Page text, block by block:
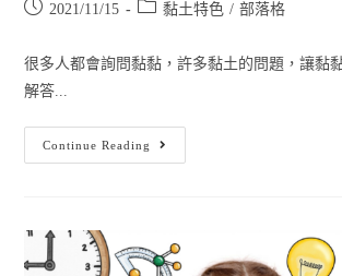
2021/11/15 黏土特色 / 部落格
很多人都會詢問黏黏，許多黏土的問題，讓黏
解答...
Continue Reading